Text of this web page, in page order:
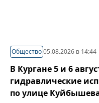
Общество05.08.2026 в 14:44
В Кургане 5 и 6
гидравлические
по улице